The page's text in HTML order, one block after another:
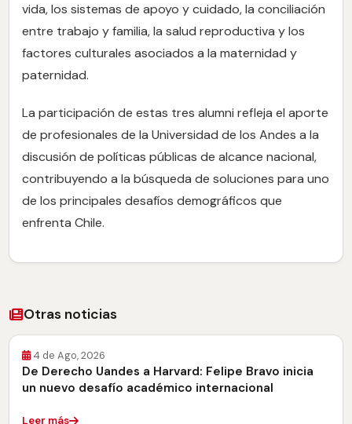
vida, los sistemas de apoyo y cuidado, la conciliación
entre trabajo y familia, la salud reproductiva y los
factores culturales asociados a la maternidad y
paternidad.
La participación de estas tres alumni refleja el aporte
de profesionales de la Universidad de los Andes a la
discusión de políticas públicas de alcance nacional,
contribuyendo a la búsqueda de soluciones para uno
de los principales desafíos demográficos que
enfrenta Chile.
Otras noticias
4 de Ago, 2026
De Derecho Uandes a Harvard: Felipe Bravo inicia
un nuevo desafío académico internacional
Leer más